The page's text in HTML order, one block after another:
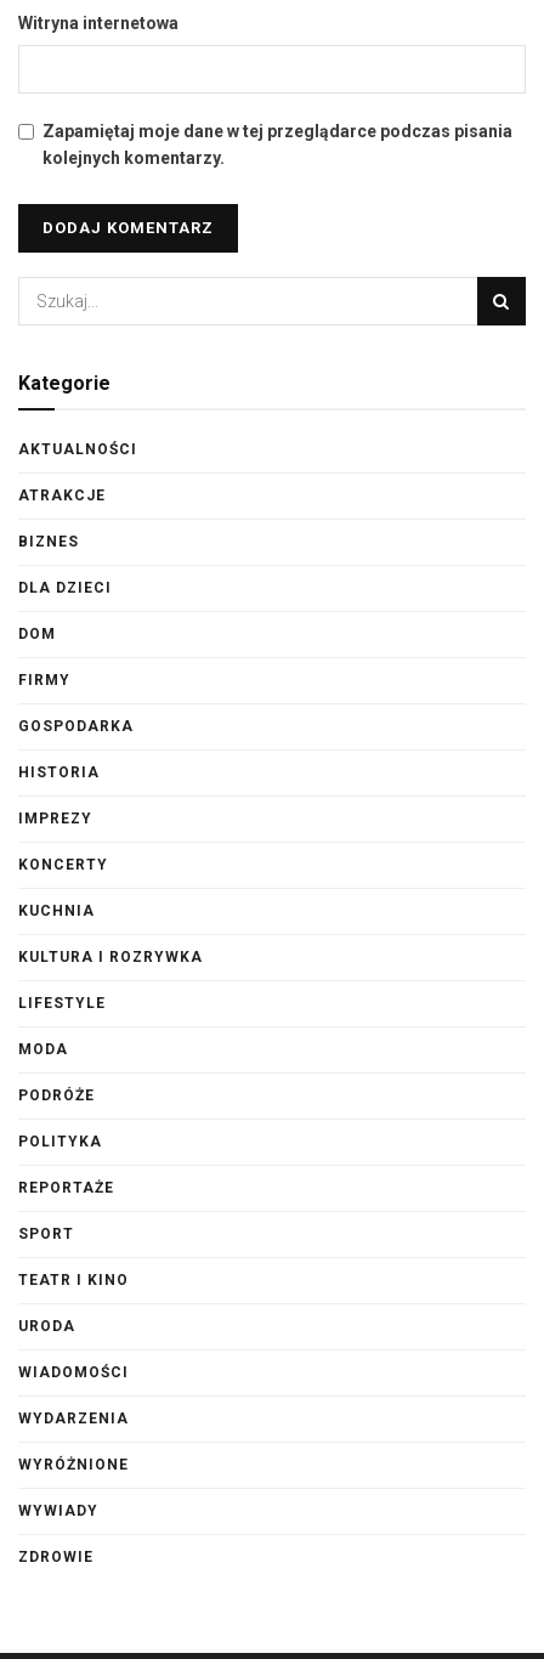
Witryna internetowa
Zapamiętaj moje dane w tej przeglądarce podczas pisania
kolejnych komentarzy.
Kategorie
AKTUALNOŚCI
ATRAKCJE
BIZNES
DLA DZIECI
DOM
FIRMY
GOSPODARKA
HISTORIA
IMPREZY
KONCERTY
KUCHNIA
KULTURA I ROZRYWKA
LIFESTYLE
MODA
PODRÓŻE
POLITYKA
REPORTAŻE
SPORT
TEATR I KINO
URODA
WIADOMOŚCI
WYDARZENIA
WYRÓŻNIONE
WYWIADY
ZDROWIE